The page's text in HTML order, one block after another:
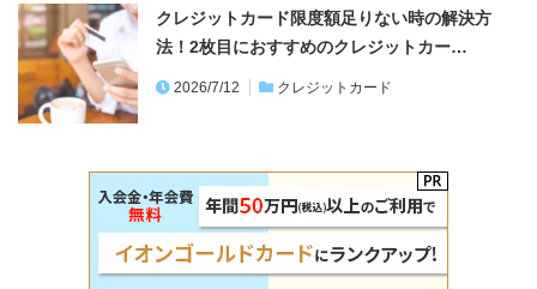
クレジットカード限度額足りない時の解決方
法！2枚目におすすめのクレジットカー…
2026/7/12 クレジットカード